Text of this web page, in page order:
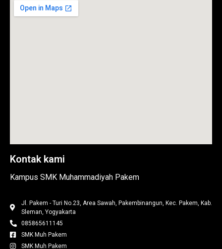
Kontak kami
Kampus SMK Muhammadiyah Pakem
Jl. Pakem - Turi No.23, Area Sawah, Pakembinangun, Kec. Pakem, Kab.
Sleman, Yogyakarta
085865611145
SMK Muh Pakem
SMK Muh Pakem